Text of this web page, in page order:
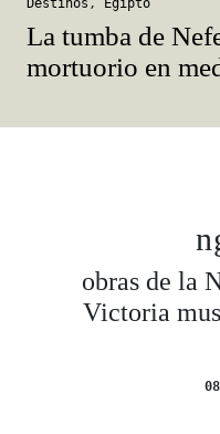
Destinos , Egipto
La tumba de
mortuorio en
obras de la
Victoria